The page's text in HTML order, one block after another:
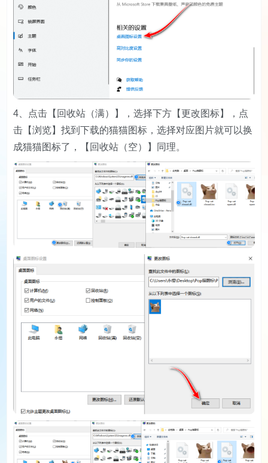
4、点击【回收站（满）】，选择下方【更改图标】，点
击【浏览】找到下载的猫猫图标，选择对应图片就可以换
成猫猫图标了，【回收站（空）】同理。